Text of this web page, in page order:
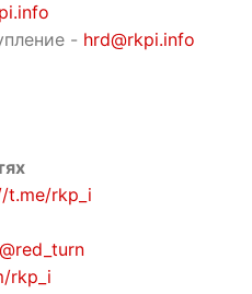
- hrd@rkpi.info
t.me/rkp_i
rkp_i